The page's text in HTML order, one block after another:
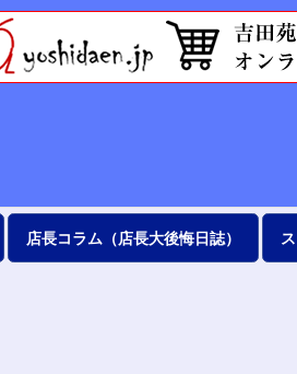
店長コラム（店長大後悔日誌）